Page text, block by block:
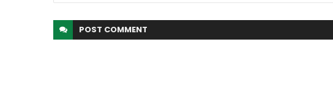
POST COMMENT